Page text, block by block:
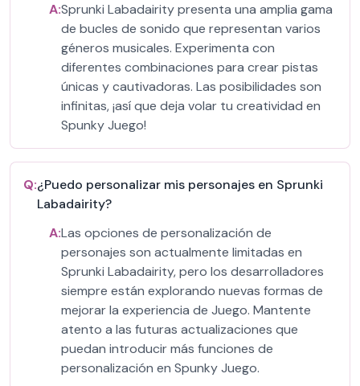
A:Sprunki Labadairity presenta una amplia gama
de bucles de sonido que representan varios
géneros musicales. Experimenta con
diferentes combinaciones para crear pistas
únicas y cautivadoras. Las posibilidades son
infinitas, ¡así que deja volar tu creatividad en
Spunky Juego!
Q:¿Puedo personalizar mis personajes en Sprunki
Labadairity?
A:Las opciones de personalización de
personajes son actualmente limitadas en
Sprunki Labadairity, pero los desarrolladores
siempre están explorando nuevas formas de
mejorar la experiencia de Juego. Mantente
atento a las futuras actualizaciones que
puedan introducir más funciones de
personalización en Spunky Juego.